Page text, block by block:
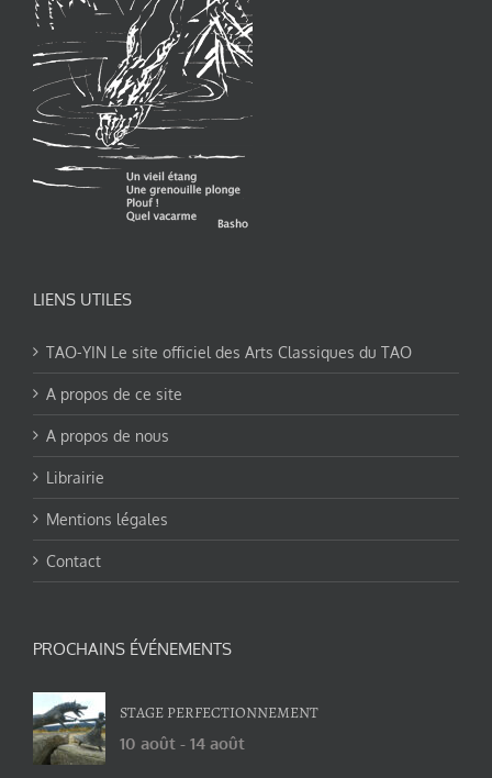
LIENS UTILES
TAO-YIN Le site officiel des Arts Classiques du TAO
A propos de ce site
A propos de nous
Librairie
Mentions légales
Contact
PROCHAINS ÉVÉNEMENTS
STAGE PERFECTIONNEMENT
10 août - 14 août